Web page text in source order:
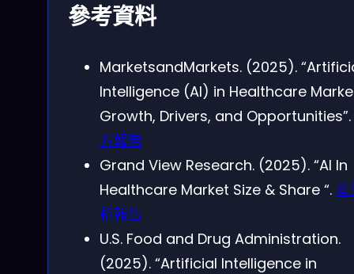
參考資料
MarketsandMarkets. (2025).
Intelligence (AI) in Healthcare
Growth, Drivers, and Opportunities”.
方報告
Grand View Research. (2025). “AI In
Healthcare Market Size & Share “.
析報告
U.S. Food and Drug Administration.
(2025). “Artificial Intelligence in